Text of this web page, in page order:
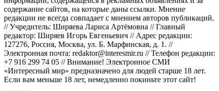
содержание сайтов, на которые даны ссылки. Мнение
редакции не всегда совпадает с мнением авторов публикаций.
// Учредитель: Ширяева Лариса Артёмовна // Главный
редактор: Ширяев Игорь Евгеньевич // Адрес редакции:
127276, Россия, Москва, ул. Б. Марфинская, д. 1. //
Электронная почта: redaktor@interesmir.ru // Телефон редакции:
+7 916 299 74 05 // Внимание! Электронное СМИ
«Интересный мир» предназначено для людей старше 18 лет.
Если вам меньше 18 лет, немедленно покиньте этот сайт!